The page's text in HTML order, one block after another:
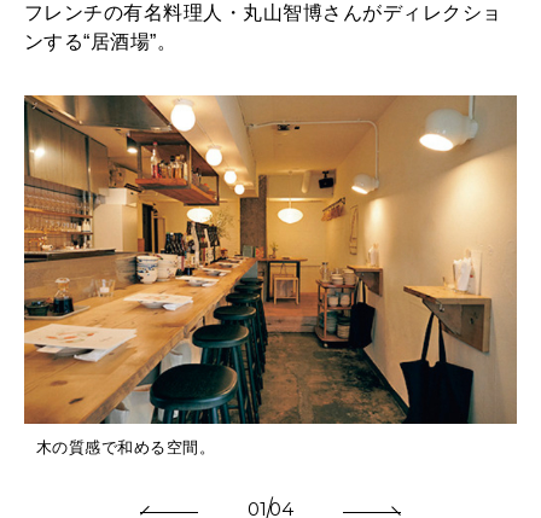
フレンチの有名料理人・丸山智博さんがディレクショ
ンする“居酒場”。
木の質感で和める空間。
0104